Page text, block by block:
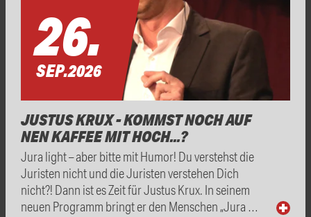
26.
SEP.2026
JUSTUS KRUX - KOMMST NOCH AUF
NEN KAFFEE MIT HOCH...?
Jura light – aber bitte mit Humor! Du verstehst die
Juristen nicht und die Juristen verstehen Dich
nicht?! Dann ist es Zeit für Justus Krux. In seinem
neuen Programm bringt er den Menschen „Jura …